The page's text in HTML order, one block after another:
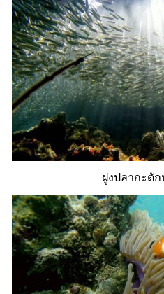
ฝูงปลากะตั